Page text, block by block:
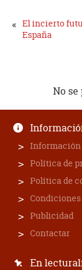
« El incierto
España
No
Información
Política de
Política de
Condiciones
Publicidad
Contactar
En